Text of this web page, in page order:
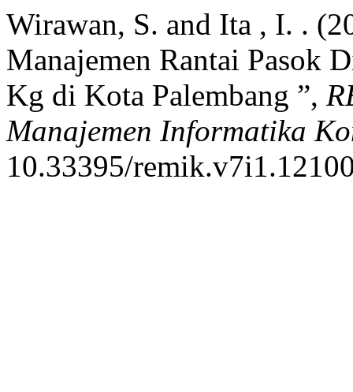
Wirawan, S. and Ita , I. .
Manajemen Rantai Pasok
Kg di Kota Palembang ”,
Manajemen Informatika
10.33395/